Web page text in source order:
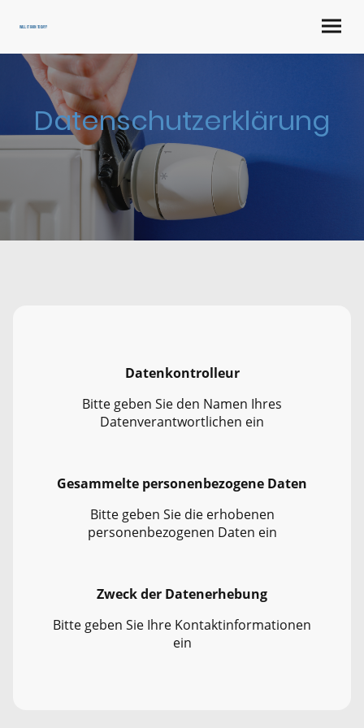
will it rain today?
Datenschutzerklärung
Datenkontrolleur
Bitte geben Sie den Namen Ihres
Datenverantwortlichen ein
Gesammelte personenbezogene Daten
Bitte geben Sie die erhobenen
personenbezogenen Daten ein
Zweck der Datenerhebung
Bitte geben Sie Ihre Kontaktinformationen
ein